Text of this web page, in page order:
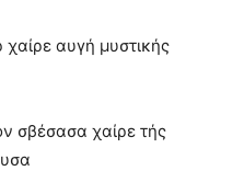
αυγή μυστικής
σβέσασα χαίρε τής